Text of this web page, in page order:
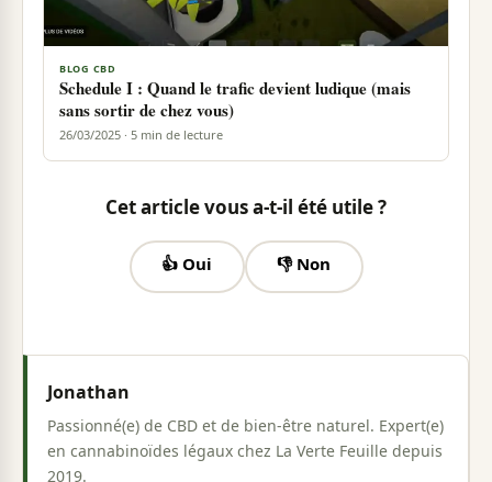
BLOG CBD
Schedule I : Quand le trafic devient ludique (mais
sans sortir de chez vous)
26/03/2025 · 5 min de lecture
Cet article vous a-t-il été utile ?
👍 Oui 👎 Non
Jonathan
Passionné(e) de CBD et de bien-être naturel. Expert(e)
en cannabinoïdes légaux chez La Verte Feuille depuis
2019.